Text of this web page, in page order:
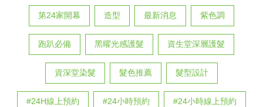
第24家開幕 造型 最新消息 紫色調
跑趴必備 黑曜光感護髮 資生堂深層護髮
資深堂染髮 髮色推薦 髮型設計
#24H線上預約 #24小時預約 #24小時線上預約